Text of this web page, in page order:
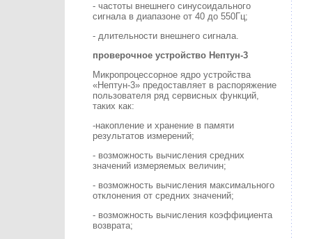
- частоты внешнего синусоидального
сигнала в диапазоне от 40 до 550Гц;
- длительности внешнего сигнала.
проверочное устройство Нептун-3
Микропроцессорное ядро устройства
«Нептун-3» предоставляет в распоряжение
пользователя ряд сервисных функций,
таких как:
-накопление и хранение в памяти
результатов измерений;
- возможность вычисления средних
значений измеряемых величин;
- возможность вычисления максимального
отклонения от средних значений;
- возможность вычисления коэффициента
возврата;